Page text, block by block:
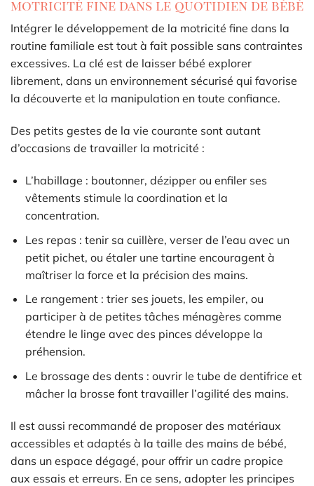
motricité fine dans le quotidien de bébé
Intégrer le développement de la motricité fine dans la
routine familiale est tout à fait possible sans contraintes
excessives. La clé est de laisser bébé explorer
librement, dans un environnement sécurisé qui favorise
la découverte et la manipulation en toute confiance.
Des petits gestes de la vie courante sont autant
d’occasions de travailler la motricité :
L’habillage : boutonner, dézipper ou enfiler ses
vêtements stimule la coordination et la
concentration.
Les repas : tenir sa cuillère, verser de l’eau avec un
petit pichet, ou étaler une tartine encouragent à
maîtriser la force et la précision des mains.
Le rangement : trier ses jouets, les empiler, ou
participer à de petites tâches ménagères comme
étendre le linge avec des pinces développe la
préhension.
Le brossage des dents : ouvrir le tube de dentifrice et
mâcher la brosse font travailler l’agilité des mains.
Il est aussi recommandé de proposer des matériaux
accessibles et adaptés à la taille des mains de bébé,
dans un espace dégagé, pour offrir un cadre propice
aux essais et erreurs. En ce sens, adopter les principes